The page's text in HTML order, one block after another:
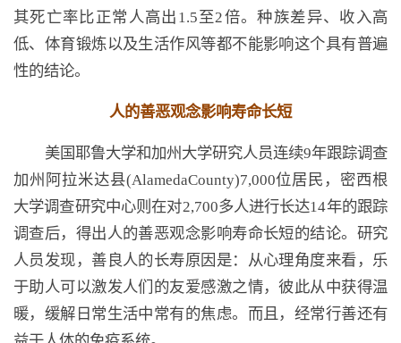
其死亡率比正常人高出1.5至2倍。种族差异、收入高
低、体育锻炼以及生活作风等都不能影响这个具有普遍
性的结论。
人的善恶观念影响寿命长短
美国耶鲁大学和加州大学研究人员连续9年跟踪调查
加州阿拉米达县(AlamedaCounty)7,000位居民，密西根
大学调查研究中心则在对2,700多人进行长达14年的跟踪
调查后，得出人的善恶观念影响寿命长短的结论。研究
人员发现，善良人的长寿原因是：从心理角度来看，乐
于助人可以激发人们的友爱感激之情，彼此从中获得温
暖，缓解日常生活中常有的焦虑。而且，经常行善还有